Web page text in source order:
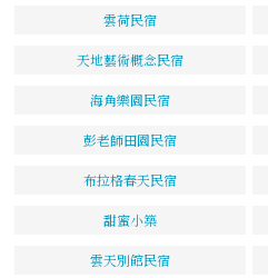
雲荷民宿
天地藝術概念民宿
海角樂園民宿
彭老師田園民宿
布拉格春天民宿
甜蜜小築
雲天別館民宿